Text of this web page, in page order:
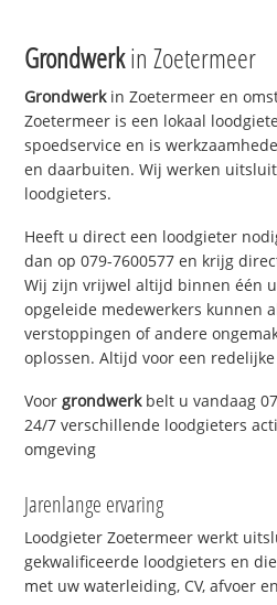
Grondwerkin Zoetermeer
Grondwerkin Zoetermeer en
Zoetermeer is een lokaal
spoedservice en is
en daarbuiten. Wij werken
loodgieters.
Heeft u direct een loodgieter
dan op 079-7600577 en krijg
Wij zijn vrijwel altijd binnen één
opgeleide medewerkers kunnen
verstoppingen of andere
oplossen. Altijd voor een
Voorgrondwerkbelt u vandaag
24/7 verschillende loodgieters
omgeving
Jarenlange ervaring
Loodgieter Zoetermeer werkt
gekwalificeerde loodgieters en
met uw waterleiding, CV, afvoer